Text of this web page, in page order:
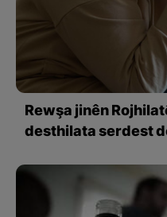
Rewşa jinên
desthilata serdest